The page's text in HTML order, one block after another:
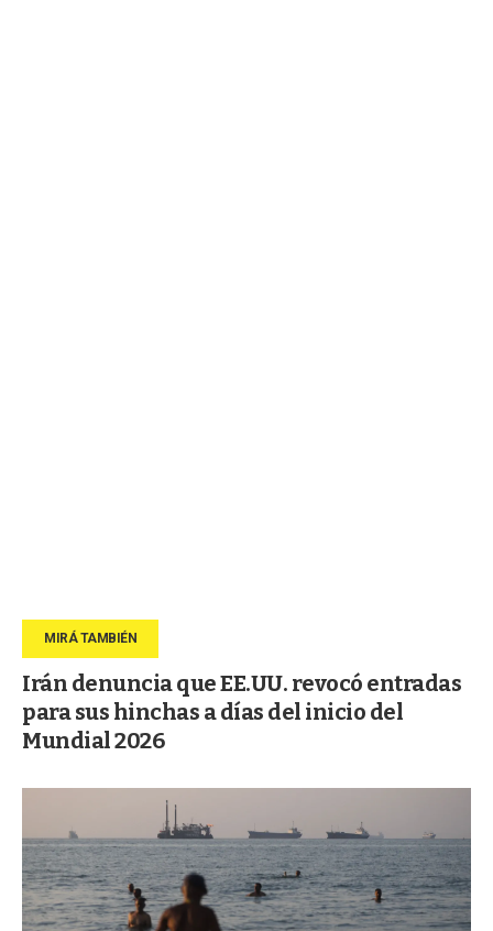
Irán denuncia que EE.UU. revocó entradas
para sus hinchas a días del inicio del
Mundial 2026